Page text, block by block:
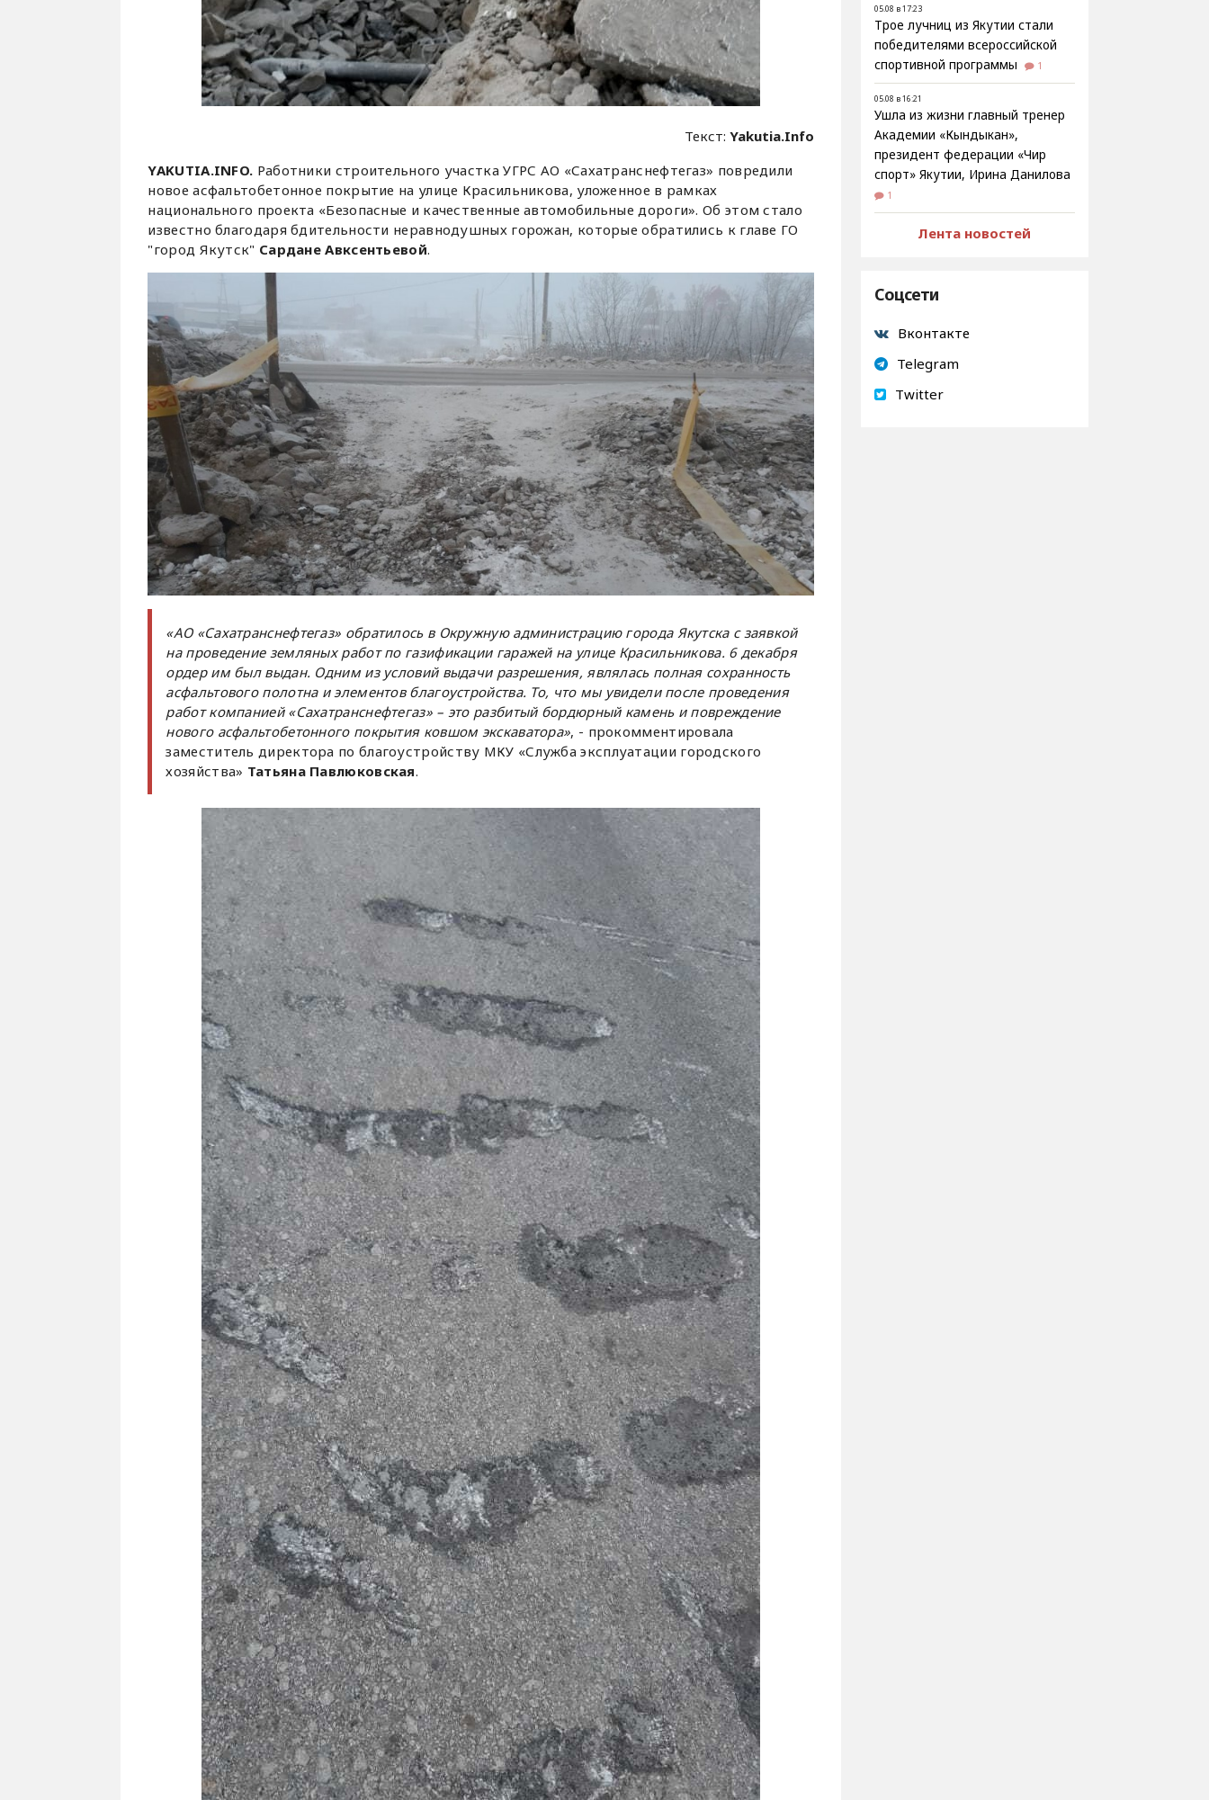
Текст:Yakutia.Info
YAKUTIA.INFO. Работники строительного участка УГРС АО «Сахатранснефтегаз» повредили
новое асфальтобетонное покрытие на улице Красильникова, уложенное в рамках
национального проекта «Безопасные и качественные автомобильные дороги». Об этом стало
известно благодаря бдительности неравнодушных горожан, которые обратились к главе ГО
"город Якутск" Сардане Авксентьевой.
«АО «Сахатранснефтегаз» обратилось в Окружную администрацию города Якутска с заявкой
на проведение земляных работ по газификации гаражей на улице Красильникова. 6 декабря
ордер им был выдан. Одним из условий выдачи разрешения, являлась полная сохранность
асфальтового полотна и элементов благоустройства. То, что мы увидели после проведения
работ компанией «Сахатранснефтегаз» – это разбитый бордюрный камень и повреждение
нового асфальтобетонного покрытия ковшом экскаватора», - прокомментировала
заместитель директора по благоустройству МКУ «Служба эксплуатации городского
хозяйства» Татьяна Павлюковская.
05.08 в 17:23
Трое лучниц из Якутии стали
победителями всероссийской
спортивной программы
1
05.08 в 16:21
Ушла из жизни главный тренер
Академии «Кындыкан»,
президент федерации «Чир
спорт» Якутии, Ирина Данилова
1
Лента новостей
Соцсети
Вконтакте
Telegram
Twitter